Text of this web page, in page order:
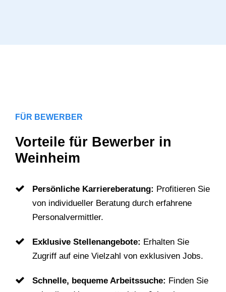
FÜR BEWERBER
Vorteile für Bewerber in
Weinheim
Persönliche Karriereberatung: Profitieren Sie
von individueller Beratung durch erfahrene
Personalvermittler.
Exklusive Stellenangebote: Erhalten Sie
Zugriff auf eine Vielzahl von exklusiven Jobs.
Schnelle, bequeme Arbeitssuche: Finden Sie